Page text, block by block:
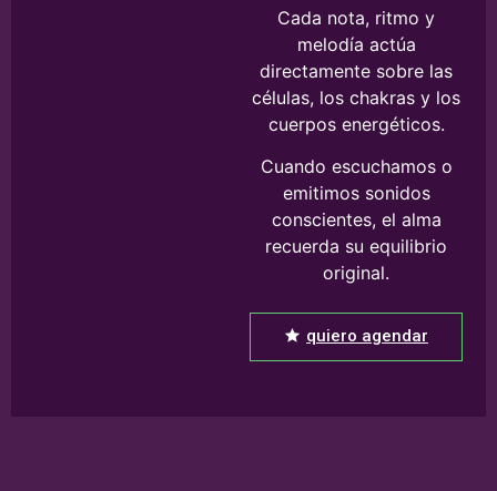
Cada nota, ritmo y
melodía actúa
directamente sobre las
células, los chakras y los
cuerpos energéticos.
Cuando escuchamos o
emitimos sonidos
conscientes, el alma
recuerda su equilibrio
original.
quiero agendar